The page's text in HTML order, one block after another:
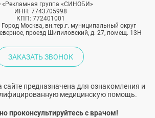
группа «СИНОБИ»
ИНН: 7743705998
КПП: 772401001
Москва, вн.тер.г. муниципальный округ
проезд Шипиловский, д. 27, помещ. 13Н
ЗАКАЗАТЬ ЗВОНОК
предназначена для ознакомления и
медицинскую помощь.
проконсультируйтесь с врачом!